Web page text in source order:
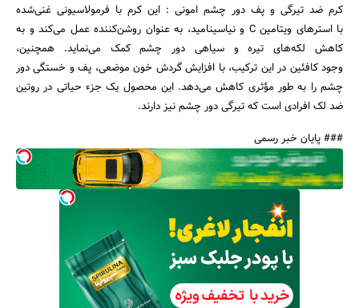
کرم ضد تیرگی و پف دور چشم امونی : این کرم با فرمولاسیونی غنی‌شده
با استرهای ویتامین C و نیاسینامید، به عنوان روشن‌کننده عمل می‌کند و به
کاهش لکه‌های تیره و سیاهی دور چشم کمک می‌نماید. همچنین،
وجود کافئین در این ترکیب، با افزایش گردش خون موضعی، پف و خستگی دور
چشم را به طور مؤثری کاهش می‌دهد. این محصول یک جزء حیاتی در روتین
ضد لک افرادی است که تیرگی دور چشم نیز دارند.
### پایان خبر رسمی